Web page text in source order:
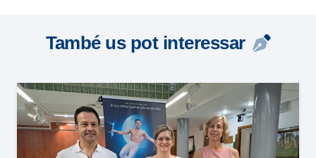
També us pot interessar